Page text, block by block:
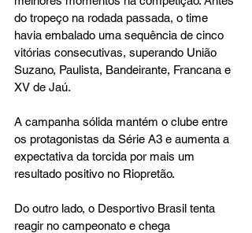
do tropeço na rodada passada, o time
havia embalado uma sequência de cinco
vitórias consecutivas, superando União
Suzano, Paulista, Bandeirante, Francana e
XV de Jaú.
A campanha sólida mantém o clube entre
os protagonistas da Série A3 e aumenta a
expectativa da torcida por mais um
resultado positivo no Riopretão.
Do outro lado, o Desportivo Brasil tenta
reagir no campeonato e chega